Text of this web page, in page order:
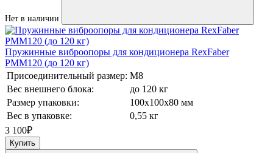
Нет в наличии
Пружинные виброопоры для кондиционера RexFaber
PMM120 (до 120 кг)
Присоединительный размер: М8
Вес внешнего блока:
до 120 кг
Размер упаковки:
100х100х80 мм
Вес в упаковке:
0,55 кг
3 100₽
Купить